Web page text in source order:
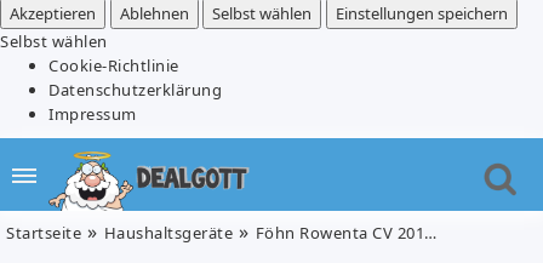
Akzeptieren
Ablehnen Selbst wählen
Einstellungen speichern
Selbst wählen
Cookie-Richtlinie
Datenschutzerklärung
Impressum
Startseite Haushaltsgeräte Föhn Rowenta CV 2010 für 9,99€ incl. Versand